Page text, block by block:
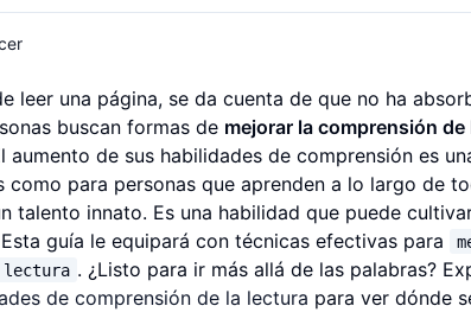
leer una página, se da cuenta de que no ha
buscan formas de mejorar la comprensión de
aumento de sus habilidades de comprensión es
como para personas que aprenden a lo largo de
talento innato. Es una habilidad que puede
guía le equipará con técnicas efectivas para
lectura . ¿Listo para ir más allá de las palabras?
de comprensión de la lectura para ver dónde